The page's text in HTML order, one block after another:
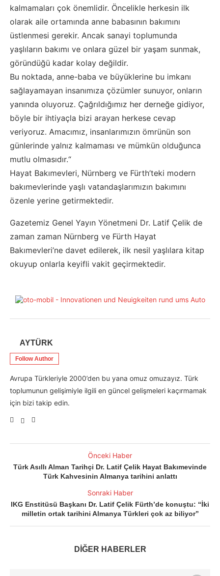
kalmamaları çok önemlidir. Öncelikle herkesin ilk
olarak aile ortamında anne babasının bakımını
üstlenmesi gerekir. Ancak sanayi toplumunda
yaşlıların bakımı ve onlara güzel bir yaşam sunmak,
göründüğü kadar kolay değildir.
Bu noktada, anne-baba ve büyüklerine bu imkanı
sağlayamayan insanımıza çözümler sunuyor, onların
yanında oluyoruz. Çağrıldığımız her derneğe gidiyor,
böyle bir ihtiyaçla bizi arayan herkese cevap
veriyoruz. Amacımız, insanlarımızın ömrünün son
günlerinde yalnız kalmaması ve mümkün olduğunca
mutlu olmasıdır.“
Hayat Bakımevleri, Nürnberg ve Fürth’teki modern
bakımevlerinde yaşlı vatandaşlarımızın bakımını
özenle yerine getirmektedir.
Gazetemiz Genel Yayın Yönetmeni Dr. Latif Çelik de
zaman zaman Nürnberg ve Fürth Hayat
Bakımevleri’ne davet edilerek, ilk nesil yaşlılara kitap
okuyup onlarla keyifli vakit geçirmektedir.
AYTÜRK
Follow Author
Avrupa Türkleriyle 2000’den bu yana omuz omuzayız. Türk
toplumunun gelişimiyle ilgili en güncel gelişmeleri kaçırmamak
için bizi takip edin.
Önceki Haber
Türk Asıllı Alman Tarihçi Dr. Latif Çelik Hayat Bakımevinde
Türk Kahvesinin Almanya tarihini anlattı
Sonraki Haber
IKG Enstitüsü Başkanı Dr. Latif Çelik Fürth’de konuştu: “İki
milletin ortak tarihini Almanya Türkleri çok az biliyor”
DİĞER HABERLER